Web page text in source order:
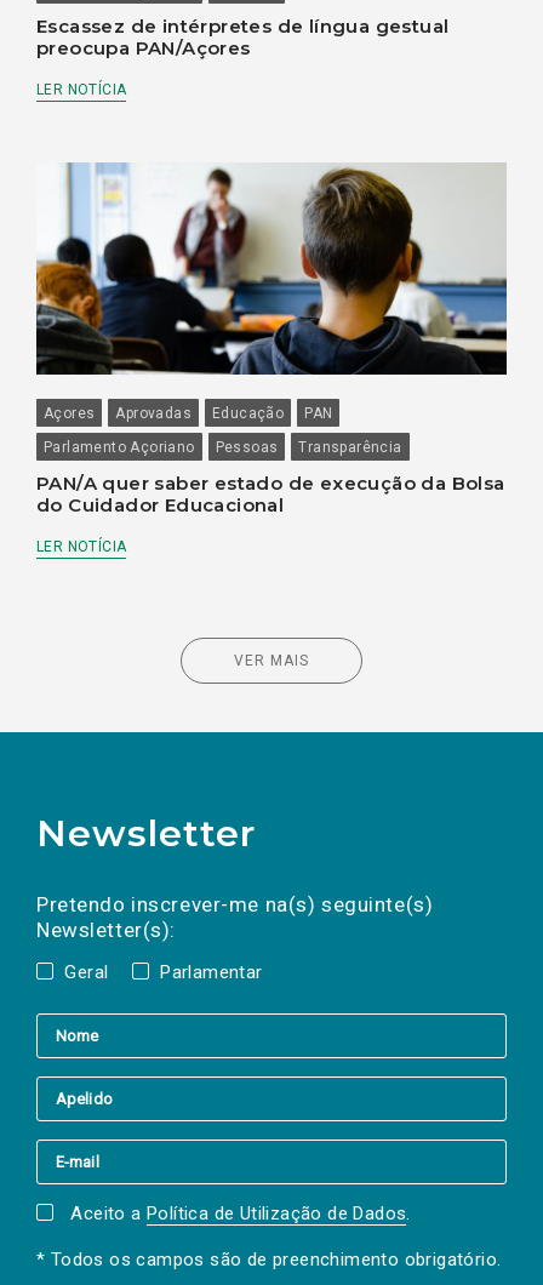
Escassez de intérpretes de língua gestual
preocupa PAN/Açores
LER NOTÍCIA
Açores Aprovadas Educação
PAN
Parlamento Açoriano
Pessoas Transparência
PAN/A quer saber estado de execução da Bolsa
do Cuidador Educacional
LER NOTÍCIA
VER MAIS
Newsletter
Pretendo inscrever-me na(s) seguinte(s)
Newsletter(s):
Geral Parlamentar
a(s) newsletter(s).
mail
Aceito a Política de Utilização de Dados.
* Todos os campos são de preenchimento obrigatório.